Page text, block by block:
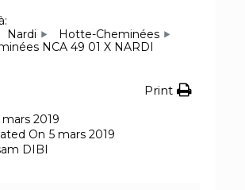
Nardi
Hotte-Cheminées
NCA 49 01 X NARDI
Print
mars 2019
On 5 mars 2019
DIBI